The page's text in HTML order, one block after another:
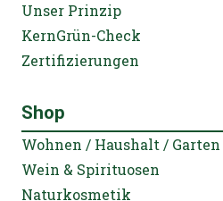
Unser Prinzip
KernGrün-Check
Zertifizierungen
Shop
Wohnen / Haushalt / Garten
Wein & Spirituosen
Naturkosmetik